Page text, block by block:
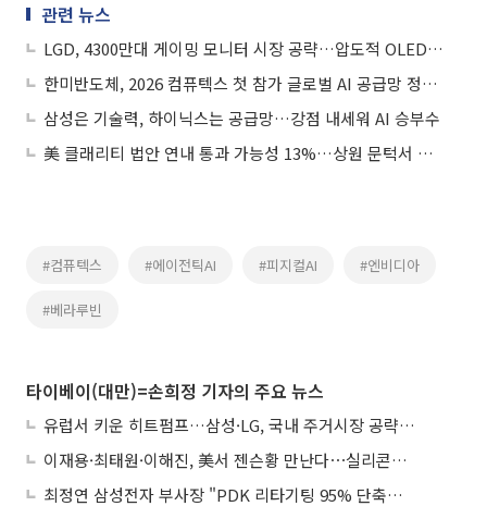
관련 뉴스
LGD, 4300만대 게이밍 모니터 시장 공략…압도적 OLED 기술로 승부수
한미반도체, 2026 컴퓨텍스 첫 참가 글로벌 AI 공급망 정조준
삼성은 기술력, 하이닉스는 공급망…강점 내세워 AI 승부수
美 클래리티 법안 연내 통과 가능성 13%…상원 문턱서 제동
#컴퓨텍스 #에이전틱AI #피지컬AI #엔비디아
#베라루빈
타이베이(대만)=손희정 기자의 주요 뉴스
유럽서 키운 히트펌프…삼성·LG, 국내 주거시장 공략 ‘속도’
이재용·최태원·이해진, 美서 젠슨황 만난다⋯실리콘밸리 집결하는 AI리더
최정연 삼성전자 부사장 "PDK 리타기팅 95% 단축…에이전트 AI 시범 활용"